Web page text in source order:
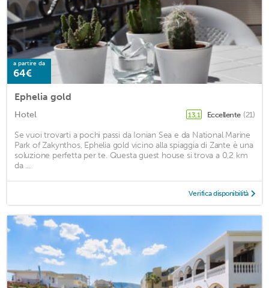
a partire da
64€
Ephelia gold
Hotel 13,1 Eccellente (21)
Se vuoi trovarti a pochi passi da Ionian Sea e da National Marine
Park of Zakynthos, Ephelia gold vicino alla spiaggia di Zante è una
soluzione perfetta per te. Questa guest house si trova a 0,2 km
da ...
Verifica disponibilità